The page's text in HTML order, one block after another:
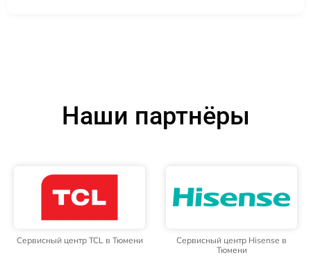
Наши партнёры
Сервисный центр TCL в Тюмени
Сервисный центр Hisense в
Тюмени